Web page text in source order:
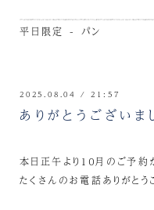
平日限定 - パン
2025.08.04 / 21:57
ありがとうございま
本日正午より１０月のご予約
たくさんのお電話ありがとう